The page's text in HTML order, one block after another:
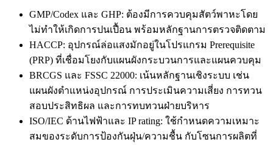
GMP/Codex และ GHP: ต้องมีการควบคุมสัตว์พาหะโดย
ไม่ทำให้เกิดการปนเปื้อน พร้อมหลักฐานการตรวจติดตาม
HACCP: อุปกรณ์ล่อแสงมักอยู่ในโปรแกรม Prerequisite
(PRP) ที่เชื่อมโยงกับแผนผังกระบวนการและแผนควบคุม
BRCGS และ FSSC 22000: เน้นหลักฐานเชิงระบบ เช่น
แผนผังตำแหน่งอุปกรณ์ การประเมินความเสี่ยง การทวน
สอบประสิทธิผล และการทบทวนฝ่ายบริหาร
ISO/IEC ด้านไฟฟ้าและ IP rating: ใช้กำหนดความเหมาะ
สมของระดับการป้องกันฝุ่น/ความชื้น กับโซนการผลิตที่